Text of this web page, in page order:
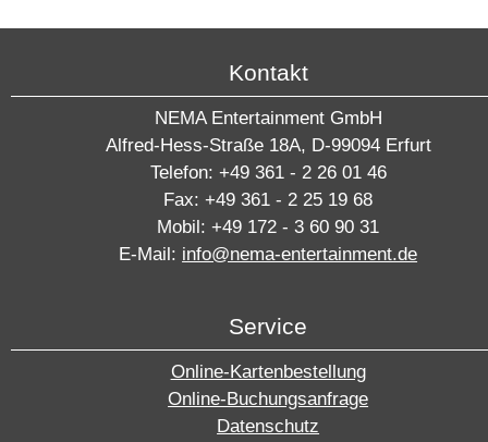
Kontakt
NEMA Entertainment GmbH
Alfred-Hess-Straße 18A, D-99094 Erfurt
Telefon: +49 361 - 2 26 01 46
Fax: +49 361 - 2 25 19 68
Mobil: +49 172 - 3 60 90 31
E-Mail: info@nema-entertainment.de
Service
Online-Kartenbestellung
Online-Buchungsanfrage
Datenschutz